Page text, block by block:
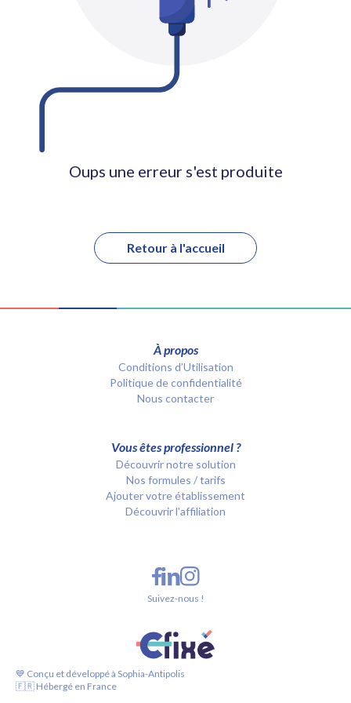
Oups une erreur s'est produite
Retour à l'accueil
À propos
Conditions d’Utilisation
Politique de confidentialité
Nous contacter
Vous êtes professionnel ?
Découvrir notre solution
Nos formules / tarifs
Ajouter votre établissement
Découvrir l'affiliation
💙 Conçu et développé à Sophia-Antipolis
🇫🇷 Hébergé en France
Suivez-nous !